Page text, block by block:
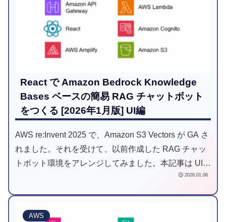
React で Amazon Bedrock Knowledge
Bases ベースの簡易 RAG チャットボット
をつくる [2026年1月版] UI編
AWS re:Invent 2025 で、Amazon S3 Vectors が GA さ
れました。それを受けて、以前作成した RAG チャッ
トボット環境をアレンジしてみました。本記事は UI
2026.01.06
AWS